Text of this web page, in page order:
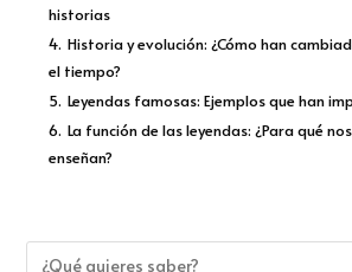
historias
4. Historia y evolución: ¿Cómo han
el tiempo?
5. Leyendas famosas: Ejemplos que han
6. La función de las leyendas: ¿Para qué
enseñan?